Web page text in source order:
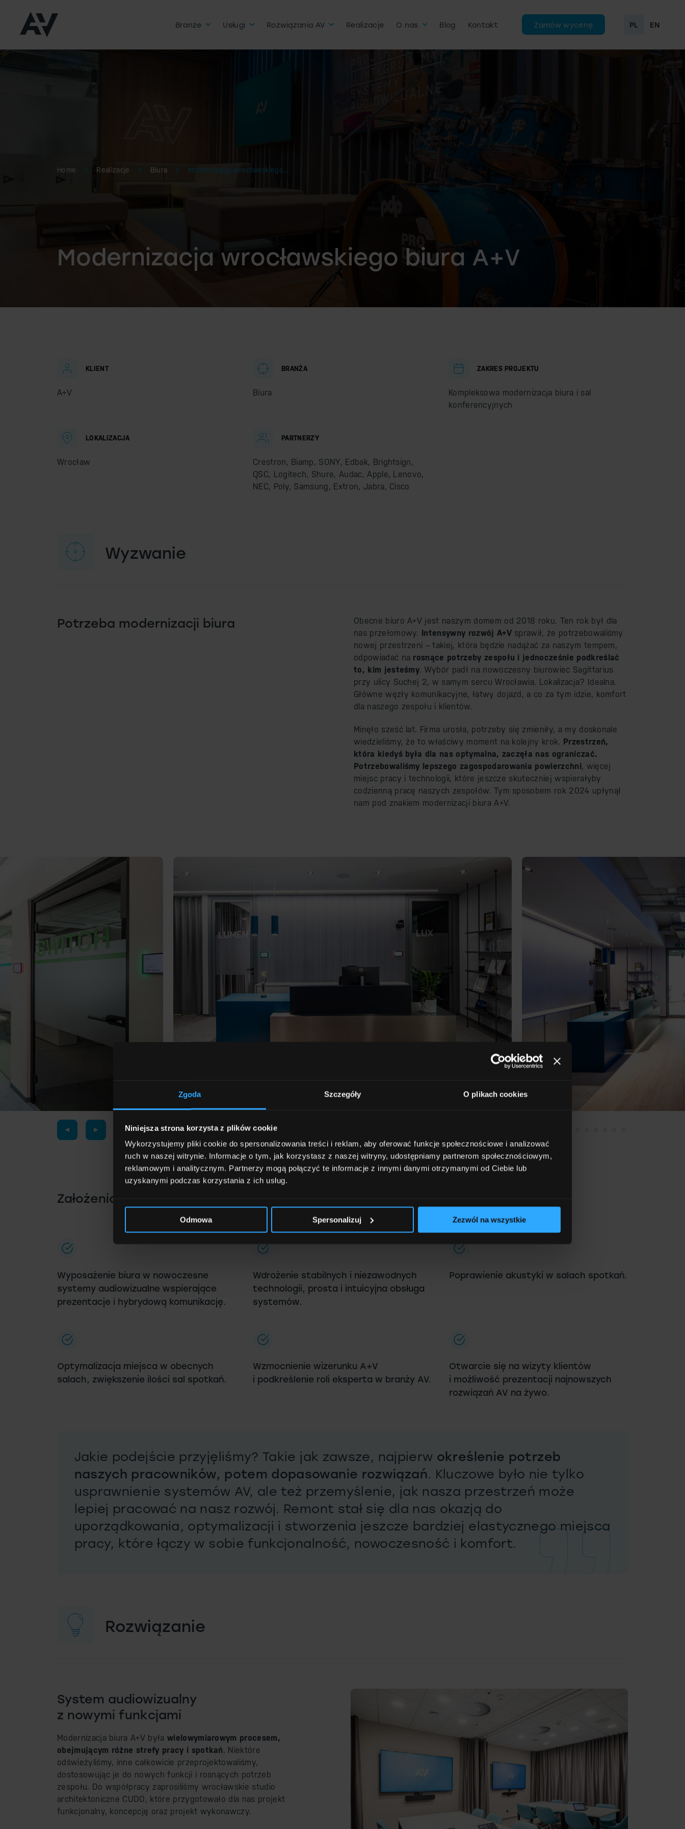
Zgoda Szczegóły O plikach cookies
Niniejsza strona korzysta z plików cookie
Wykorzystujemy pliki cookie do spersonalizowania treści i reklam, aby oferować funkcje społecznościowe i analizować
ruch w naszej witrynie. Informacje o tym, jak korzystasz z naszej witryny, udostępniamy partnerom społecznościowym,
reklamowym i analitycznym. Partnerzy mogą połączyć te informacje z innymi danymi otrzymanymi od Ciebie lub
uzyskanymi podczas korzystania z ich usług.
Odmowa Spersonalizuj Zezwól na wszystkie
Branże Usługi Rozwiązania AV Realizacje O nas Blog Kontakt Zamów wycenę PL EN
Home Realizacje Biura Modernizacja wrocławskiego...
Modernizacja wrocławskiego biura A+V
KLIENT
A+V
BRANŻA
Biura
ZAKRES PROJEKTU
Kompleksowa modernizacja biura i sal
konferencyjnych
LOKALIZACJA
Wrocław
PARTNERZY
Crestron, Biamp, SONY, Edbak, Brightsign,
QSC, Logitech, Shure, Audac, Apple, Lenovo,
NEC, Poly, Samsung, Extron, Jabra, Cisco
Wyzwanie
Potrzeba modernizacji biura
Obecne biuro A+V jest naszym domem od 2018 roku. Ten rok był dla
nas przełomowy. Intensywny rozwój A+Vsprawił, że potrzebowaliśmy
nowej przestrzeni – takiej, która będzie nadążać za naszym tempem,
odpowiadać na rosnące potrzeby zespołu i jednocześnie podkreślać
to, kim jesteśmy. Wybór padł na nowoczesny biurowiec Sagittarius
przy ulicy Suchej 2, w samym sercu Wrocławia. Lokalizacja? Idealna.
Główne węzły komunikacyjne, łatwy dojazd, a co za tym idzie, komfort
dla naszego zespołu i klientów.
Minęło sześć lat. Firma urosła, potrzeby się zmieniły, a my doskonale
wiedzieliśmy, że to właściwy moment na kolejny krok. Przestrzeń,
która kiedyś była dla nas optymalna, zaczęła nas ograniczać.
Potrzebowaliśmy lepszego zagospodarowania powierzchni, więcej
miejsc pracy i technologii, które jeszcze skuteczniej wspierałyby
codzienną pracę naszych zespołów. Tym sposobem rok 2024 upłynął
nam pod znakiem modernizacji biura A+V.
Założenia projektowe:
Wyposażenie biura w nowoczesne
systemy audiowizualne wspierające
prezentacje i hybrydową komunikację.
Wdrożenie stabilnych i niezawodnych
technologii, prosta i intuicyjna obsługa
systemów.
Poprawienie akustyki w salach spotkań.
Optymalizacja miejsca w obecnych
salach, zwiększenie ilości sal spotkań.
Wzmocnienie wizerunku A+V
i podkreślenie roli eksperta w branży AV.
Otwarcie się na wizyty klientów
i możliwość prezentacji najnowszych
rozwiązań AV na żywo.
Jakie podejście przyjęliśmy? Takie jak zawsze, najpierw określenie potrzeb
naszych pracowników, potem dopasowanie rozwiązań. Kluczowe było nie tylko
usprawnienie systemów AV, ale też przemyślenie, jak nasza przestrzeń może
lepiej pracować na nasz rozwój. Remont stał się dla nas okazją do
uporządkowania, optymalizacji i stworzenia jeszcze bardziej elastycznego miejsca
pracy, które łączy w sobie funkcjonalność, nowoczesność i komfort.
Rozwiązanie
System audiowizualny
z nowymi funkcjami
Modernizacja biura A+V była wielowymiarowym procesem,
obejmującym różne strefy pracy i spotkań. Niektóre
odświeżyliśmy, inne całkowicie przeprojektowaliśmy,
dostosowując je do nowych funkcji i rosnących potrzeb
zespołu. Do współpracy zaprosiliśmy wrocławskie studio
architektoniczne CUDO, które przygotowało dla nas projekt
funkcjonalny, koncepcję oraz projekt wykonawczy.